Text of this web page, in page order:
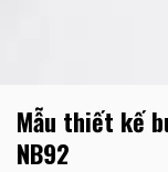
Mẫu thiết kế
NB92